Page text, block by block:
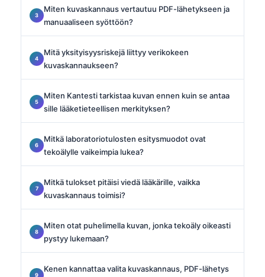
Miten kuvaskannaus vertautuu PDF-lähetykseen ja
manuaaliseen syöttöön?
Mitä yksityisyysriskejä liittyy verikokeen
kuvaskannaukseen?
Miten Kantesti tarkistaa kuvan ennen kuin se antaa
sille lääketieteellisen merkityksen?
Mitkä laboratoriotulosten esitysmuodot ovat
tekoälylle vaikeimpia lukea?
Mitkä tulokset pitäisi viedä lääkärille, vaikka
kuvaskannaus toimisi?
Miten otat puhelimella kuvan, jonka tekoäly oikeasti
pystyy lukemaan?
Kenen kannattaa valita kuvaskannaus, PDF-lähetys